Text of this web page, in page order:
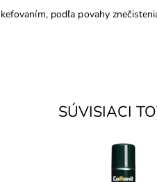
podľa povahy
SÚVISIACI
- WATERSTOP + UV
usňovú kožu. Ochráni kožu